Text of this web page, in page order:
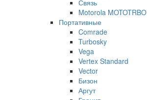
Связь
Motorola MOTOTRBO
Портативные
Comrade
Turbosky
Vega
Vertex Standard
Vector
Бизон
Аргут